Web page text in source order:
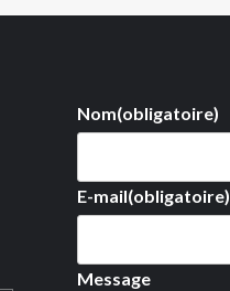
Nom(obligatoire)
E-mail(obligatoire)
Message